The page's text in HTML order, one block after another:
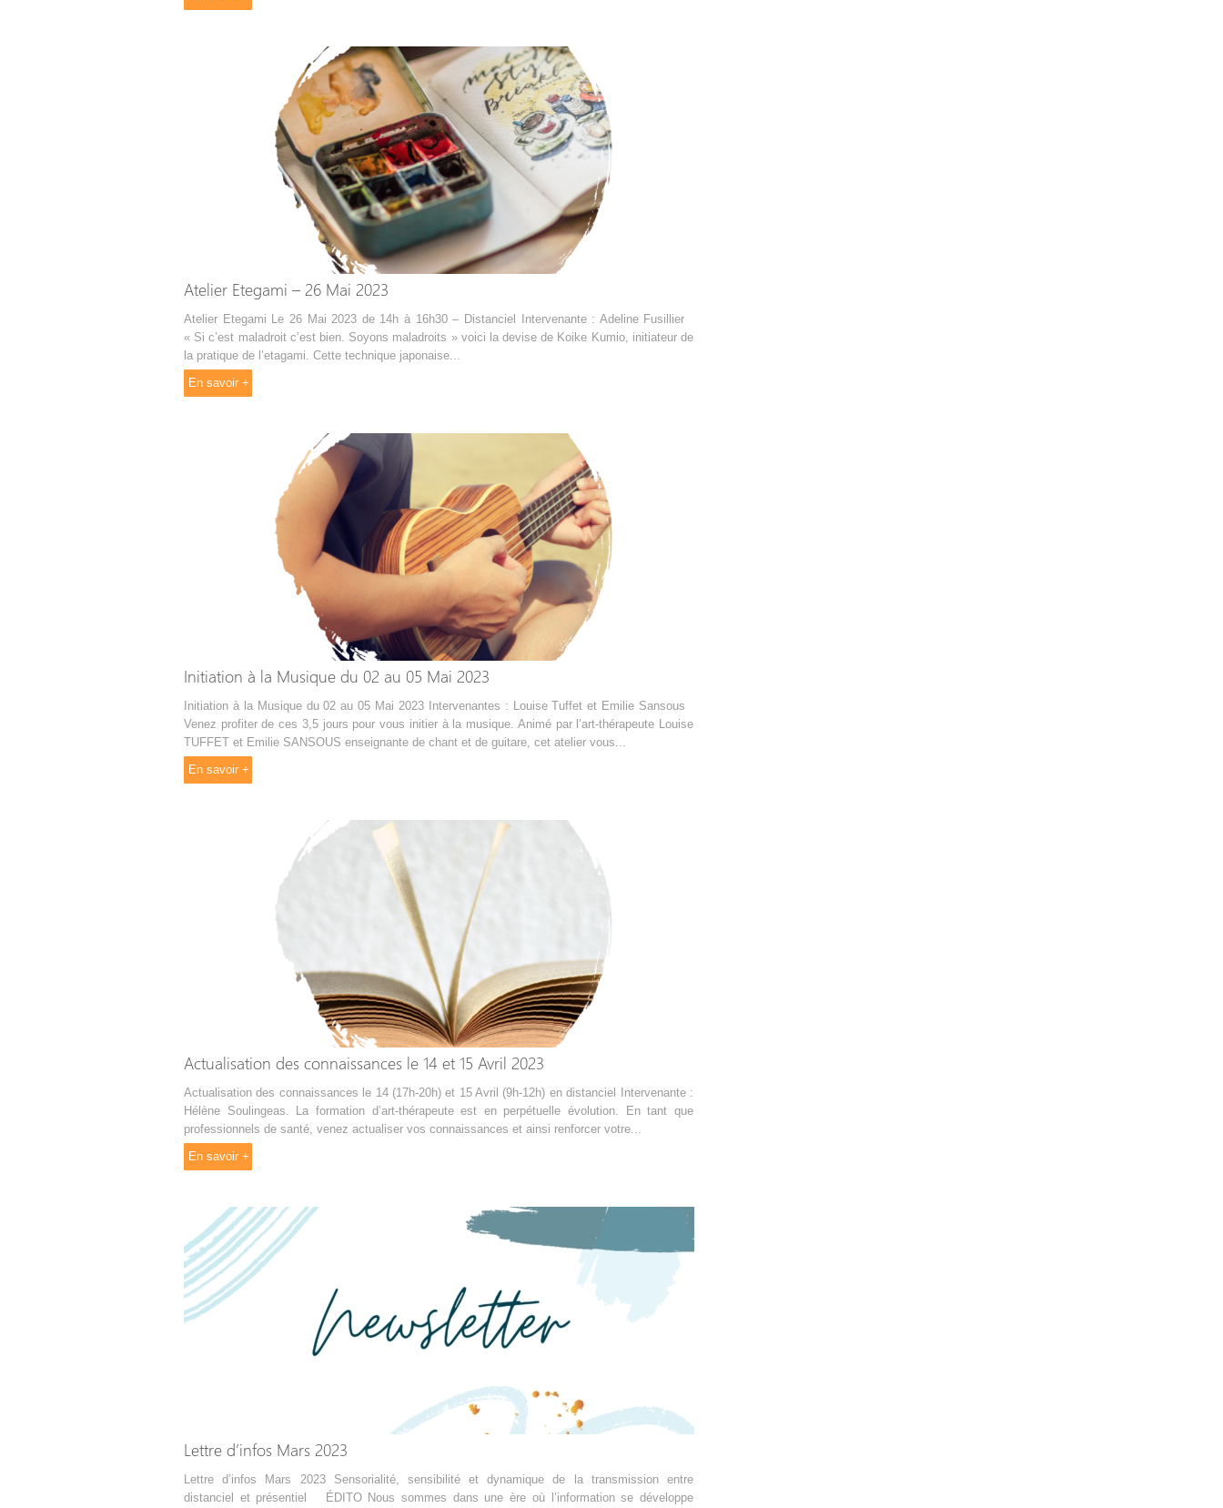
Atelier Etegami – 26 Mai 2023
Atelier Etegami Le 26 Mai 2023 de 14h à 16h30 – Distanciel Intervenante : Adeline Fusillier
« Si c’est maladroit c’est bien. Soyons maladroits » voici la devise de Koike Kumio, initiateur de
la pratique de l’etagami. Cette technique japonaise...
En savoir +
Initiation à la Musique du 02 au 05 Mai 2023
Initiation à la Musique du 02 au 05 Mai 2023 Intervenantes : Louise Tuffet et Emilie Sansous
Venez profiter de ces 3,5 jours pour vous initier à la musique. Animé par l’art-thérapeute Louise
TUFFET et Emilie SANSOUS enseignante de chant et de guitare, cet atelier vous...
En savoir +
Actualisation des connaissances le 14 et 15 Avril 2023
Actualisation des connaissances le 14 (17h-20h) et 15 Avril (9h-12h) en distanciel Intervenante :
Hélène Soulingeas. La formation d’art-thérapeute est en perpétuelle évolution. En tant que
professionnels de santé, venez actualiser vos connaissances et ainsi renforcer votre...
En savoir +
Lettre d’infos Mars 2023
Lettre d’infos Mars 2023 Sensorialité, sensibilité et dynamique de la transmission entre
distanciel et présentiel ÉDITO Nous sommes dans une ère où l’information se développe